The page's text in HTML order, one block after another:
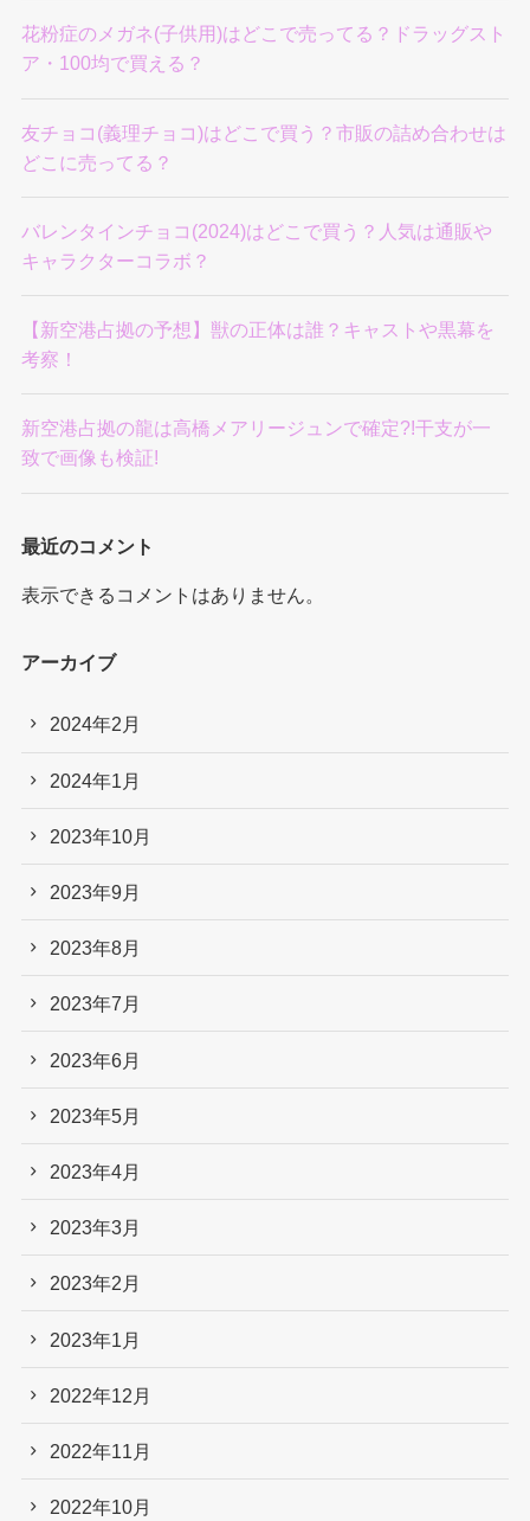
花粉症のメガネ(子供用)はどこで売ってる？ドラッグスト
ア・100均で買える？
友チョコ(義理チョコ)はどこで買う？市販の詰め合わせは
どこに売ってる？
バレンタインチョコ(2024)はどこで買う？人気は通販や
キャラクターコラボ？
【新空港占拠の予想】獣の正体は誰？キャストや黒幕を
考察！
新空港占拠の龍は高橋メアリージュンで確定?!干支が一
致で画像も検証!
最近のコメント
表示できるコメントはありません。
アーカイブ
2024年2月
2024年1月
2023年10月
2023年9月
2023年8月
2023年7月
2023年6月
2023年5月
2023年4月
2023年3月
2023年2月
2023年1月
2022年12月
2022年11月
2022年10月